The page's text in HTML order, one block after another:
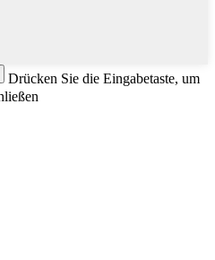
Drücken Sie die Eingabetaste, um